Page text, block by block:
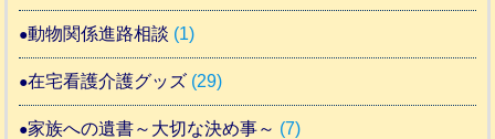
動物関係進路相談 (1)
在宅看護介護グッズ (29)
家族への遺書～大切な決め事～ (7)